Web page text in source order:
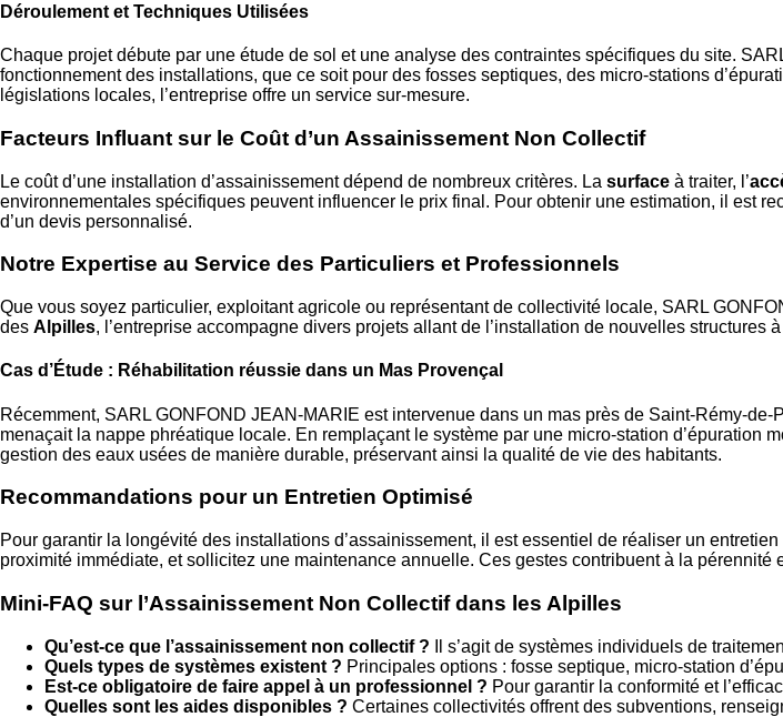
Déroulement et Techniques Utilisées
Chaque projet débute par une étude de sol et une analyse des contraintes spécifiques du site.
fonctionnement des installations, que ce soit pour des fosses septiques, des micro-stations
législations locales, l’entreprise offre un service sur-mesure.
Facteurs Influant sur le Coût d’un Assainissement Non Collectif
Le coût d’une installation d’assainissement dépend de nombreux critères. La surface à traiter, l’
environnementales spécifiques peuvent influencer le prix final. Pour obtenir une estimation, il est
d’un devis personnalisé.
Notre Expertise au Service des Particuliers et Professionnels
Que vous soyez particulier, exploitant agricole ou représentant de collectivité locale, SARL
des Alpilles, l’entreprise accompagne divers projets allant de l’installation de nouvelles structures
Cas d’Étude : Réhabilitation réussie dans un Mas Provençal
Récemment, SARL GONFOND JEAN-MARIE est intervenue dans un mas près de Saint-Rémy-
menaçait la nappe phréatique locale. En remplaçant le système par une micro-station d’épuration
gestion des eaux usées de manière durable, préservant ainsi la qualité de vie des habitants.
Recommandations pour un Entretien Optimisé
Pour garantir la longévité des installations d’assainissement, il est essentiel de réaliser un
proximité immédiate, et sollicitez une maintenance annuelle. Ces gestes contribuent à la pérennité
Mini-FAQ sur l’Assainissement Non Collectif dans les Alpilles
Qu’est-ce que l’assainissement non collectif ? Il s’agit de systèmes individuels de
Quels types de systèmes existent ? Principales options : fosse septique, micro-station
Est-ce obligatoire de faire appel à un professionnel ? Pour garantir la conformité et
Quelles sont les aides disponibles ? Certaines collectivités offrent des subventions,